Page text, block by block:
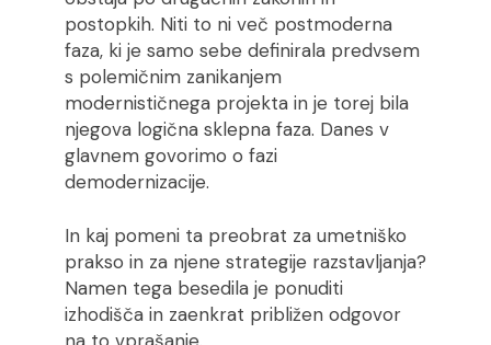
postopkih. Niti to ni več postmoderna
faza, ki je samo sebe definirala predvsem
s polemičnim zanikanjem
modernističnega projekta in je torej bila
njegova logična sklepna faza. Danes v
glavnem govorimo o fazi
demodernizacije.
In kaj pomeni ta preobrat za umetniško
prakso in za njene strategije razstavljanja?
Namen tega besedila je ponuditi
izhodišča in zaenkrat približen odgovor